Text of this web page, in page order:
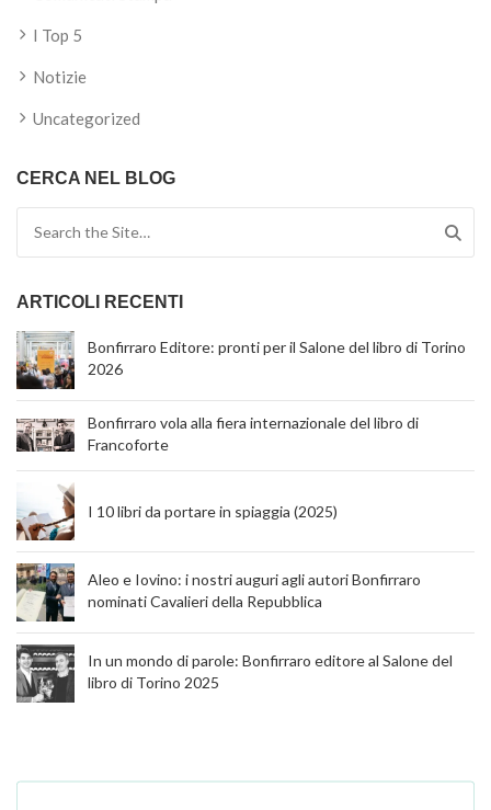
I Top 5
Notizie
Uncategorized
CERCA NEL BLOG
ARTICOLI RECENTI
Bonfirraro Editore: pronti per il Salone del libro di Torino
2026
Bonfirraro vola alla fiera internazionale del libro di
Francoforte
I 10 libri da portare in spiaggia (2025)
Aleo e Iovino: i nostri auguri agli autori Bonfirraro
nominati Cavalieri della Repubblica
In un mondo di parole: Bonfirraro editore al Salone del
libro di Torino 2025